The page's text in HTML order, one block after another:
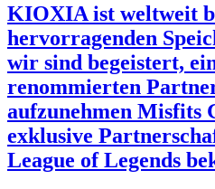
KIOXIA ist weltweit
hervorragenden
wir sind begeistert,
renommierten
aufzunehmen Misfits
exklusive
League of Legends